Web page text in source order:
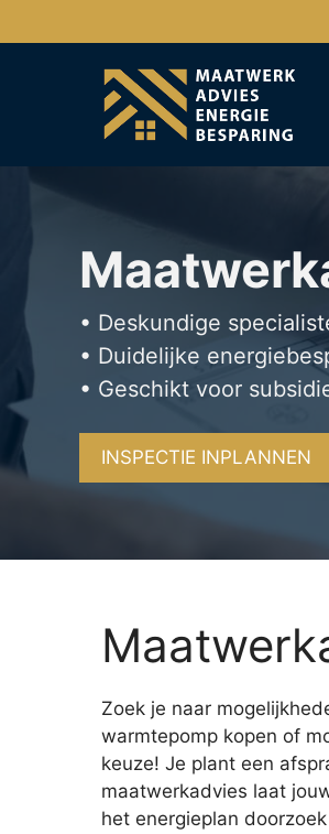
naar
• Deskundige
• Duidelijke
• Geschikt voor
INSPECTIE INPLANNEN
Zoek je naar
warmtepomp kopen of
keuze! Je plant een
maatwerkadvies laat
het energieplan